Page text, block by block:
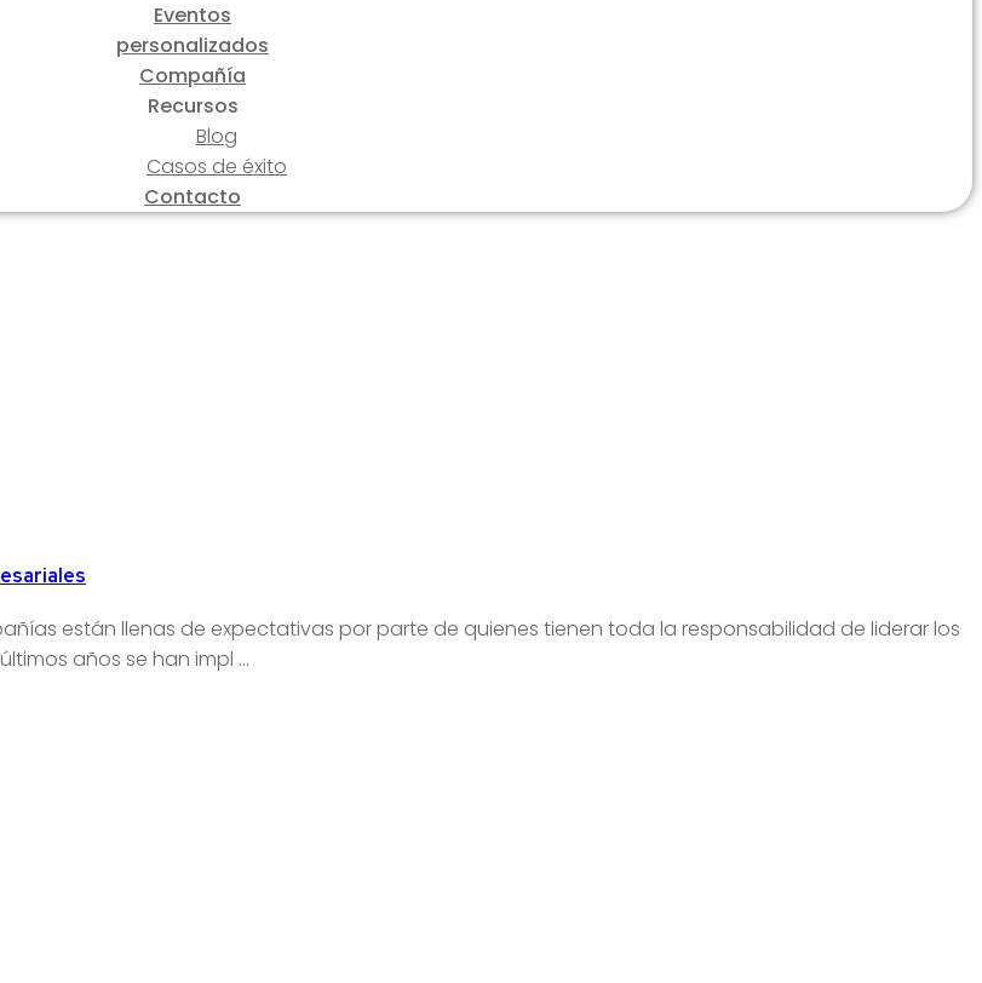
Eventos
personalizados
Compañía
Recursos
Blog
Casos de éxito
Contacto
están llenas de expectativas por parte de quienes tienen toda la responsabilidad de liderar los
años se han impl ...